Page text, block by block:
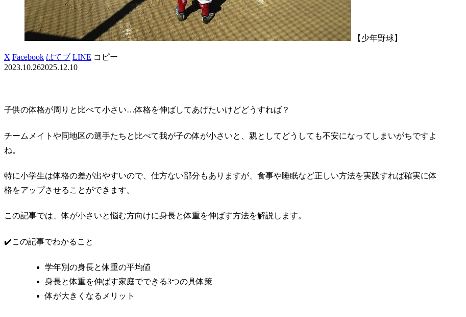
【少年野球】
X Facebook はてブ LINE コピー
2023.10.262025.12.10
子供の体格が周りと比べて小さい…体格を伸ばしてあげたいけどどうすれば？
チームメイトや同地区の選手たちと比べて我が子の体が小さいと、親としてどうしても不安になってしまいがちですよ
ね。
特に小学生は体格の差が出やすいので、仕方ない部分もありますが、食事や睡眠など正しい方法を実践すれば確実に体
格をアップさせることができます。
この記事では、体が小さいと悩む方向けに身長と体重を伸ばす方法を解説します。
✔️この記事でわかること
学年別の身長と体重の平均値
身長と体重を伸ばす家庭でできる3つの具体策
体が大きくなるメリット